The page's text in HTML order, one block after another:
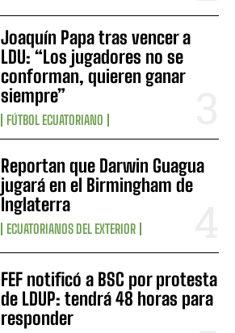
Joaquín Papa tras vencer a
LDU: “Los jugadores no se
conforman, quieren ganar
siempre”
FÚTBOL ECUATORIANO
Reportan que Darwin Guagua
jugará en el Birmingham de
Inglaterra
ECUATORIANOS DEL EXTERIOR
FEF notificó a BSC por protesta
de LDUP: tendrá 48 horas para
responder